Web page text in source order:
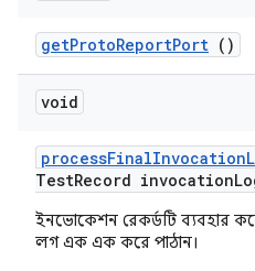
getProtoReportPort ()
void
processFinalInvocation
TestRecord invocation
ইনভোকেশন রেকর্ডটি ব্যবহার
লগ এক এক করে পাঠান।